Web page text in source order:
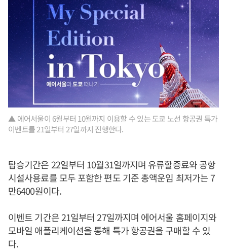
▲ 에어서울이 6월부터 10월까지 이용할 수 있는 도쿄 노선 항공권 특가
이벤트를 21일부터 27일까지 진행한다.
탑승기간은 22일부터 10월31일까지며 유류할증료와 공항
시설사용료를 모두 포함한 편도 기준 총액운임 최저가는 7
만6400원이다.
이벤트 기간은 21일부터 27일까지며 에어서울 홈페이지와
모바일 애플리케이션을 통해 특가 항공권을 구매할 수 있
다.